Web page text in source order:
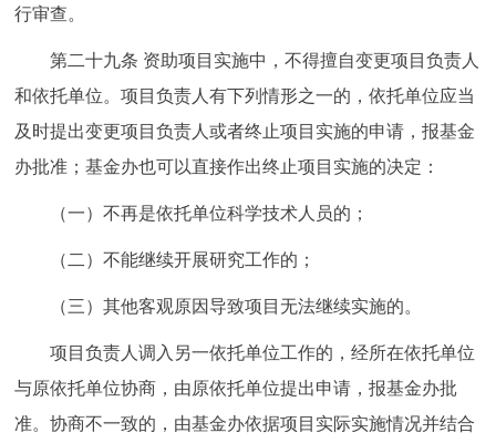
行审查。
第二十九条 资助项目实施中，不得擅自变更项目负责人
和依托单位。项目负责人有下列情形之一的，依托单位应当
及时提出变更项目负责人或者终止项目实施的申请，报基金
办批准；基金办也可以直接作出终止项目实施的决定：
（一）不再是依托单位科学技术人员的；
（二）不能继续开展研究工作的；
（三）其他客观原因导致项目无法继续实施的。
项目负责人调入另一依托单位工作的，经所在依托单位
与原依托单位协商，由原依托单位提出申请，报基金办批
准。协商不一致的，由基金办依据项目实际实施情况并结合